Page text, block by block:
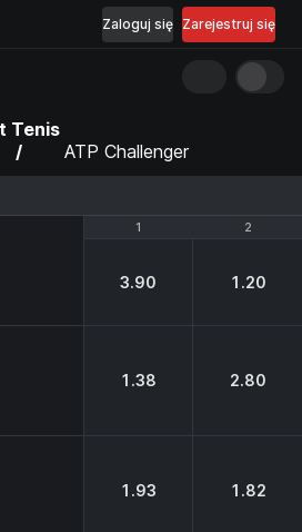
Zarejestruj się
Zaloguj się
Tenis
ATP Challenger
1 2
1 2
3.90 1.20
1.38 2.80
1.93 1.82